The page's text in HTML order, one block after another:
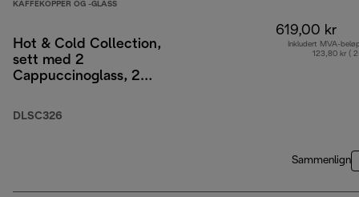
KAFFEKOPPER OG -GLASS
Hot & Cold Collection,
sett med 2
Cappuccinoglass, 2
termoglass med
DLSC326
619,00 kr
Inkludert MVA-
123,80 kr (
Sammenlign